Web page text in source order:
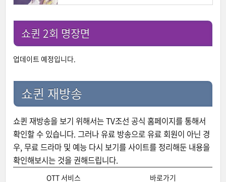
쇼퀸 2회 명장면
업데이트 예정입니다.
쇼퀸 재방송
쇼퀸 재방송을 보기 위해서는TV조선 공식 홈페이지를 통해서
확인할 수 있습니다. 그러나 유료 방송으로 유료 회원이 아닌 경
우, 무료 드라마 및 예능 다시 보기를 사이트를 정리해둔 내용을
확인해보시는 것을 권해드립니다.
OTT 서비스 바로가기